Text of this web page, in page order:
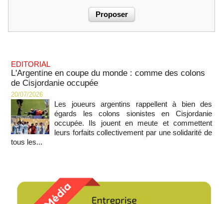
EDITORIAL
L'Argentine en coupe du monde : comme des colons
de Cisjordanie occupée
20/07/2026
Les joueurs argentins rappellent à bien des
égards les colons sionistes en Cisjordanie
occupée. Ils jouent en meute et commettent
leurs forfaits collectivement par une solidarité de
tous les...